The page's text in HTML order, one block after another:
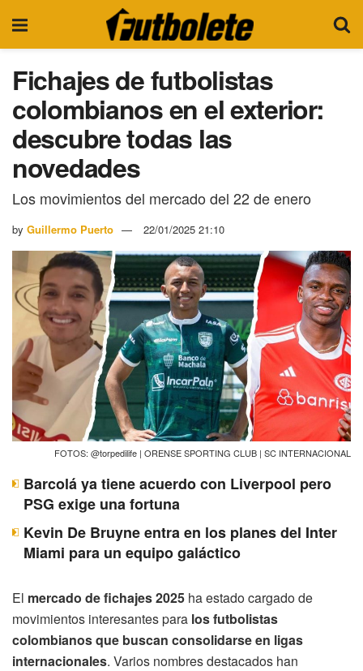
Fichajes de futbolistas
colombianos en el exterior:
descubre todas las
novedades
Los movimientos del mercado del 22 de enero
by Guillermo Puerto 22/01/2025 21:10
FOTOS: @torpedilife | ORENSE SPORTING CLUB | SC INTERNACIONAL
Barcolá ya tiene acuerdo con Liverpool pero
PSG exige una fortuna
Kevin De Bruyne entra en los planes del Inter
Miami para un equipo galáctico
El mercado de fichajes 2025 ha estado cargado de
movimientos interesantes para los futbolistas
colombianos que buscan consolidarse en ligas
internacionales. Varios nombres destacados han